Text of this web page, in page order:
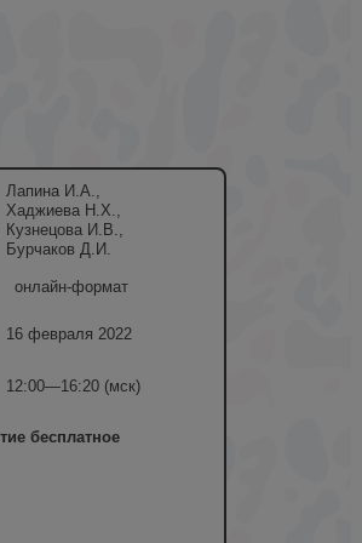
Лапина И.А.,
Хаджиева Н.Х.,
Кузнецова И.В.,
Бурчаков Д.И.
онлайн-формат
16 февраля 2022
12:00—16:20 (мск)
бесплатное